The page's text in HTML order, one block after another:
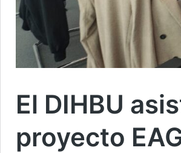
El DIHBU
proyecto